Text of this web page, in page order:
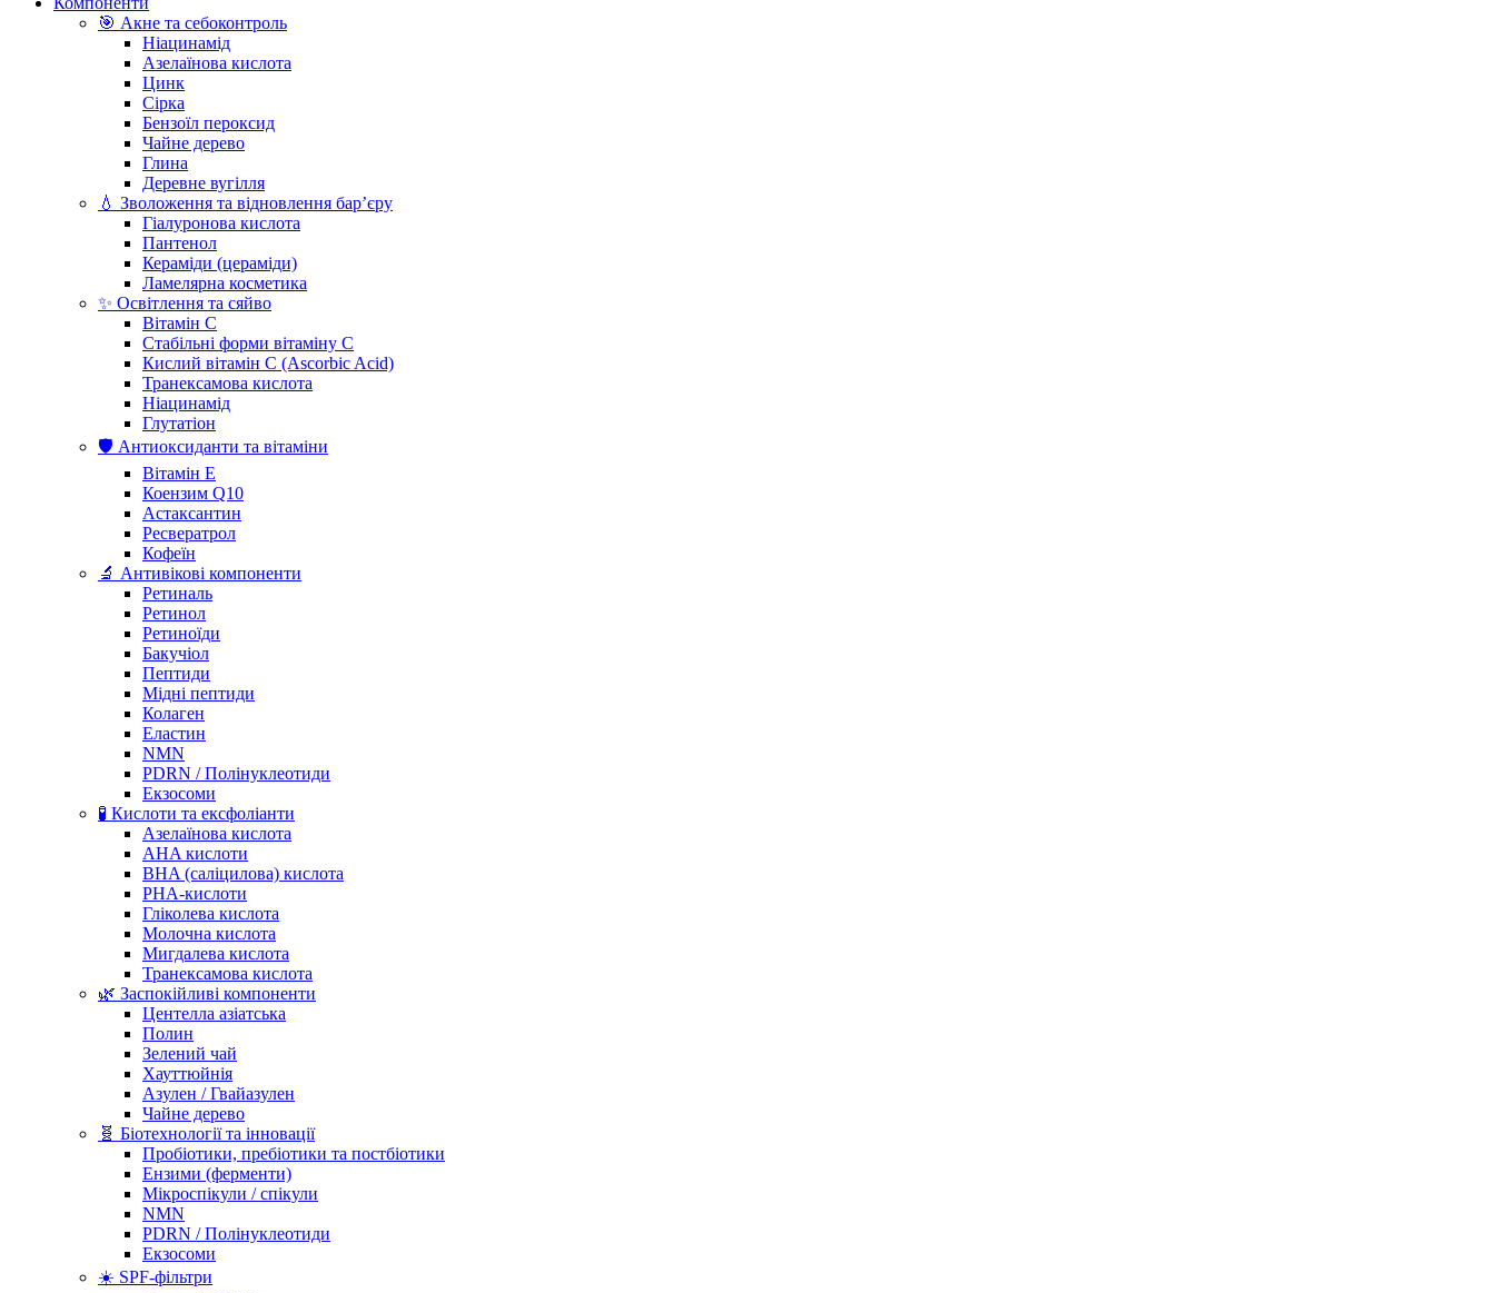
🎯 Акне та себоконтроль
Ніацинамід
Азелаїнова кислота
Цинк
Сірка
Бензоїл пероксид
Чайне дерево
Глина
Деревне вугілля
💧 Зволоження та відновлення бар’єру
Гіалуронова кислота
Пантенол
Кераміди (цераміди)
Ламелярна косметика
✨ Освітлення та сяйво
Вітамін С
Стабільні форми вітаміну С
Кислий вітамін С (Ascorbic Acid)
Транексамова кислота
Ніацинамід
Глутатіон
🛡️ Антиоксиданти та вітаміни
Вітамін Е
Коензим Q10
Астаксантин
Ресвератрол
Кофеїн
🔬 Антивікові компоненти
Ретиналь
Ретинол
Ретиноїди
Бакучіол
Пептиди
Мідні пептиди
Колаген
Еластин
NMN
PDRN / Полінуклеотиди
Екзосоми
🧪 Кислоти та ексфоліанти
Азелаїнова кислота
AHA кислоти
BHA (саліцилова) кислота
PHA-кислоти
Гліколева кислота
Молочна кислота
Мигдалева кислота
Транексамова кислота
🌿 Заспокійливі компоненти
Центелла азіатська
Полин
Зелений чай
Хауттюйнія
Азулен / Гвайазулен
Чайне дерево
🧬 Біотехнології та інновації
Пробіотики, пребіотики та постбіотики
Ензими (ферменти)
Мікроспікули / спікули
NMN
PDRN / Полінуклеотиди
Екзосоми
☀️ SPF-фільтри